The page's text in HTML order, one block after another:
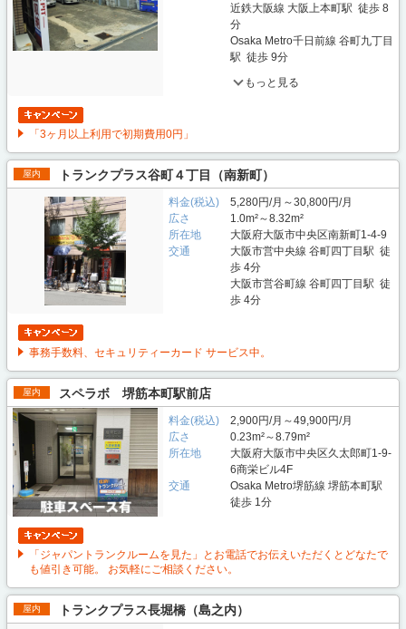
近鉄大阪線 大阪上本町駅 徒歩 8
分
Osaka Metro千日前線 谷町九丁目
駅 徒歩 9分
もっと見る
「3ヶ月以上利用で初期費用0円」
屋内 トランクプラス谷町４丁目（南新町）
料金(税込)
5,280円/月～30,800円/月
広さ
1.0m²～8.32m²
所在地
大阪府大阪市中央区南新町1-4-9
交通
大阪市営中央線 谷町四丁目駅 徒
歩 4分
大阪市営谷町線 谷町四丁目駅 徒
歩 4分
事務手数料、セキュリティーカード サービス中。
屋内 スペラボ 堺筋本町駅前店
料金(税込)
2,900円/月～49,900円/月
広さ
0.23m²～8.79m²
所在地
大阪府大阪市中央区久太郎町1-9-
6商栄ビル4F
交通
Osaka Metro堺筋線 堺筋本町駅
徒歩 1分
「ジャパントランクルームを見た」とお電話でお伝えいただくとどなたで
も値引き可能。 お気軽にご相談ください。
屋内 トランクプラス長堀橋（島之内）